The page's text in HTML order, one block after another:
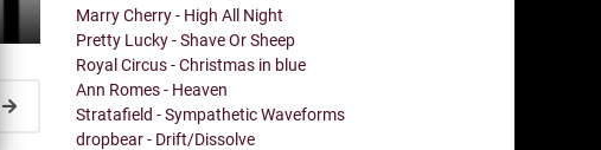
Marry Cherry - High All Night
Pretty Lucky - Shave Or Sheep
Royal Circus - Christmas in blue
Ann Romes - Heaven
Stratafield - Sympathetic Waveforms
dropbear - Drift/Dissolve